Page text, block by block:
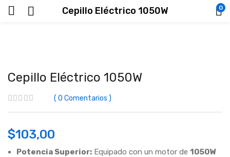
Cepillo Eléctrico 1050W 0
Cepillo Eléctrico 1050W
0 Comentarios
$103,00
Potencia Superior: Equipado con un motor de 1050W